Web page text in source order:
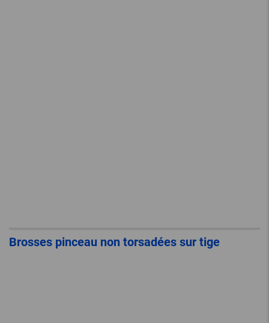
Brosses pinceau non torsadées sur tige